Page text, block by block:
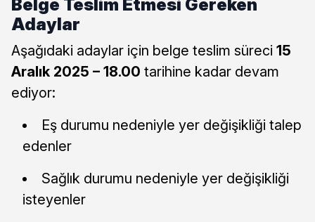
Belge Teslim Etmesi Gereken
Adaylar
Aşağıdaki adaylar için belge teslim süreci 15
Aralık 2025 – 18.00 tarihine kadar devam
ediyor:
Eş durumu nedeniyle yer değişikliği talep
edenler
Sağlık durumu nedeniyle yer değişikliği
isteyenler